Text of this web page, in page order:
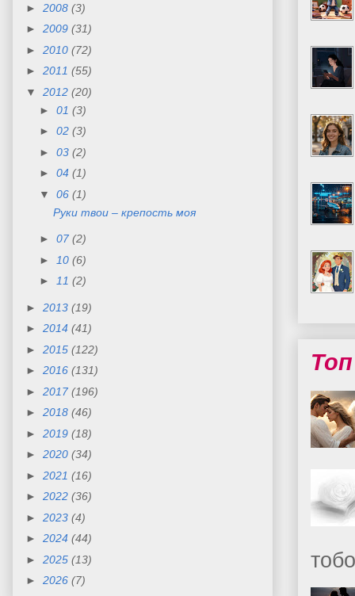
Топ
► 2008 (3)
► 2009 (31)
► 2010 (72)
► 2011 (55)
▼ 2012 (20)
► 01 (3)
► 02 (3)
► 03 (2)
► 04 (1)
▼ 06 (1)
Руки твои – крепость моя
► 07 (2)
►
10 (6)
►
11 (2)
► 2013 (19)
► 2014 (41)
► 2015 (122)
► 2016 (131)
► 2017 (196)
► 2018 (46)
► 2019 (18)
► 2020 (34)
► 2021 (16)
► 2022 (36)
► 2023 (4)
► 2024 (44)
► 2025 (13)
► 2026 (7)